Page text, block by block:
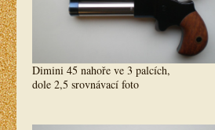
Dimini 45 nahoře ve 3 palcích,
dole 2,5 srovnávací foto